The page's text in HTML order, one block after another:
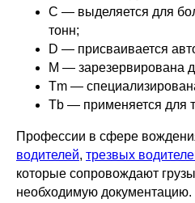
C — выделяется для
тонн;
D — присваивается
M — зарезервирована
Tm —
Tb — применяется для
Профессии в сфере
водителей, трезвых
которые сопровождают
необходимую